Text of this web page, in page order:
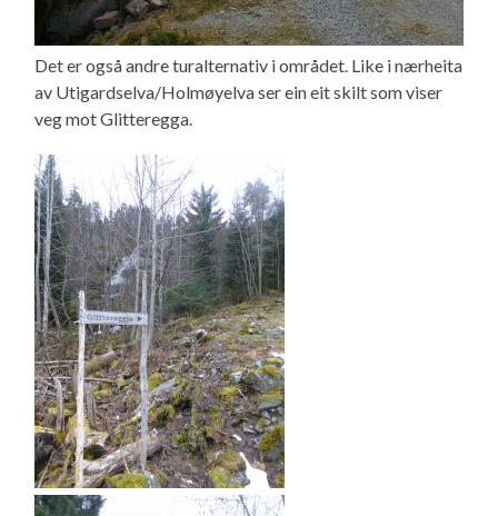
Det er også andre turalternativ i området. Like i nærheita
av Utigardselva/Holmøyelva ser ein eit skilt som viser
veg mot Glitteregga.